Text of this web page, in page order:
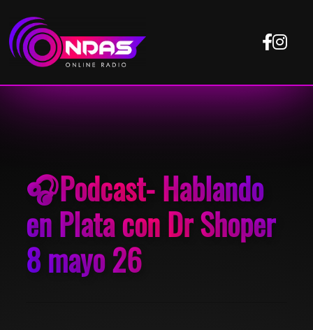
🎧Podcast- Hablando
en Plata con Dr Shoper
8 mayo 26